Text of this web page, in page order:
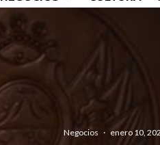
Negocios · enero 10,